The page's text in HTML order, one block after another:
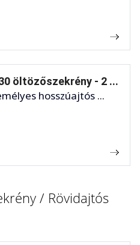
öltözőszekrény - 2 ...
hosszúajtós ...
/ Rövidajtós